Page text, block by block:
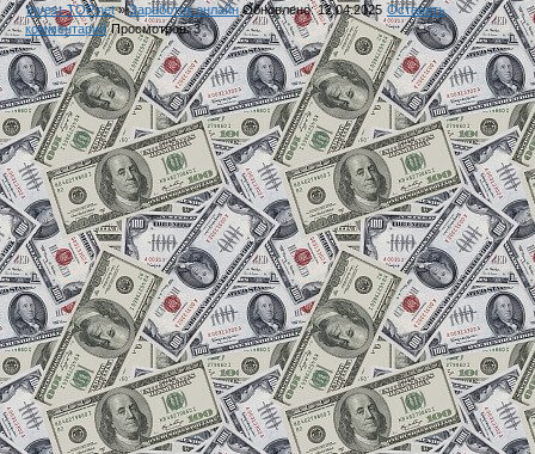
Invest-TOP.net»Заработок онлайн Обновлено: 12.04.2025 Оставить
комментарий Просмотров: 3